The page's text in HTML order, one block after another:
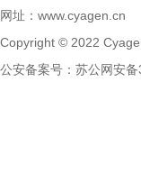
网址： www.cyagen.cn
Copyright © 2022
公安备案号： 苏公网安